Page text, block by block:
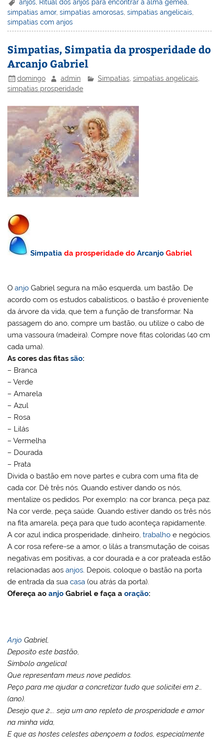
e
st
e
dI
n
e
b
o
o
k
er l
o
o
M
l
e
anjos Ritual dos anjos para encontrar a alma gêmea
simpatias amor,simpatias amorosas,simpatias angelicais,
simpatias com anjos
Simpatias, Simpatia da prosperidade do
Arcanjo Gabriel
domingo admin Simpatias, simpatias angelicais,
simpatias prosperidade
Simpatia da prosperidade doArcanjo Gabriel
Oanjo Gabriel segura na mão esquerda, um bastão. De
acordo com os estudos cabalísticos, o bastão é proveniente
da árvore da vida, que tem a função de transformar. Na
passagem do ano, compre um bastão, ou utilize o cabo de
uma vassoura (madeira). Compre nove fitas coloridas (40 cm
cada uma).
As cores das fitassão:
– Branca
– Verde
– Amarela
– Azul
– Rosa
– Lilás
– Vermelha
– Dourada
– Prata
Divida o bastão em nove partes e cubra com uma fita de
cada cor. Dê três nós. Quando estiver dando os nós,
mentalize os pedidos. Por exemplo: na cor branca, peça paz.
Na cor verde, peça saúde. Quando estiver dando os três nós
na fita amarela, peça para que tudo aconteça rapidamente.
A cor azul indica prosperidade, dinheiro,trabalho e negócios.
A cor rosa refere-se a amor, o lilás a transmutação de coisas
negativas em positivas, a cor dourada e a cor prateada estão
relacionadas aosanjos. Depois, coloque o bastão na porta
de entrada da suacasa (ou atrás da porta).
Ofereça aoanjo Gabriel e faça aoração:
Anjo Gabriel,
Deposito este bastão,
Símbolo angelical
Que representam meus nove pedidos.
Peço para me ajudar a concretizar tudo que solicitei em 2…
(ano).
Desejo que 2…. seja um ano repleto de prosperidade e amor
na minha vida,
E que as hostes celestes abençoem a todos, especialmente